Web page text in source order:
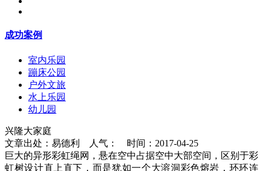
成功案例
室内乐园
蹦床公园
户外文旅
水上乐园
幼儿园
兴隆大家庭
文章出处：易德利 人气：
时间：2017-04-25
巨大的异形彩虹绳网，悬在空中占据空中大部空间，区别于彩
虹树设计直上直下，而是犹如一个大溶洞彩色熔岩，环环连